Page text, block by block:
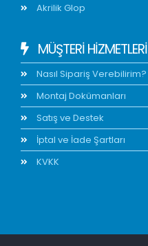
Akrilik Glop
MÜŞTERİ HİZMETLERİ
Nasıl Sipariş Verebilirim?
Montaj Dokümanları
Satış ve Destek
İptal ve İade Şartları
KVKK